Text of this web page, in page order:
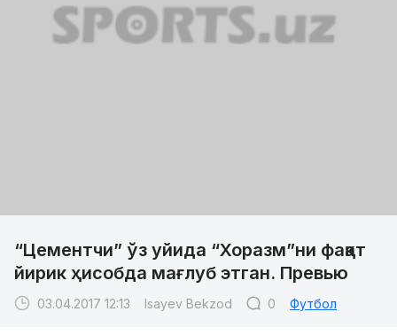
“Цементчи” ўз уйида “Хоразм”ни фақат
йирик ҳисобда мағлуб этган. Превью
03.04.2017 12:13 Isayev Bekzod 0 Футбол